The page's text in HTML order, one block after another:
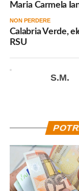
Maria Carmela
NON PERDERE
Calabria Verde,
RSU
S.M.